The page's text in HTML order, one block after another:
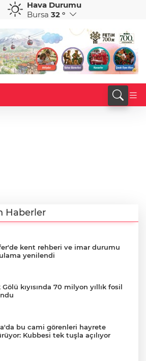
%0,38
CHF
59,0083
Hava Durumu
Bursa 32 °
Haberler
kent rehberi ve imar durumu
yenilendi
Gölü kıyısında 70 milyon yıllık fosil
bu cami görenleri hayrete
Kubbesi tek tuşla açılıyor